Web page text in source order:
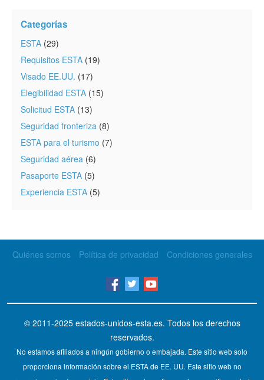
Categorías
ESTA (29)
Requisitos ESTA (19)
Visado EE.UU. (17)
Elegibilidad ESTA (15)
Solicitud ESTA (13)
Seguridad fronteriza (8)
ESTA para el turismo (7)
Seguridad aérea (6)
Pasaporte ESTA (5)
Experiencia ESTA (5)
Quiénes somos Política de privacidad Condiciones generales
© 2011-2025 estados-unidos-esta.es. Todos los derechos
reservados.
No estamos afiliados a ningún gobierno o embajada. Este sitio web solo
proporciona información sobre el ESTA de EE. UU. Este sitio web no